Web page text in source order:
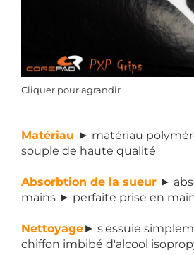
Cliquer pour agrandir
Matériau ► matériau
souple de haute qualité
Absorbtion de la sueur ►
mains ► perfaite prise en
Nettoyage► s'essuie
chiffon imbibé d'alcool